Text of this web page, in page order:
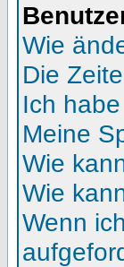
Wie
Die
Ich
Meine
Wie
Wie
Wenn